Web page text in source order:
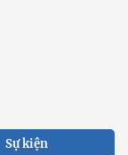
Sự kiện